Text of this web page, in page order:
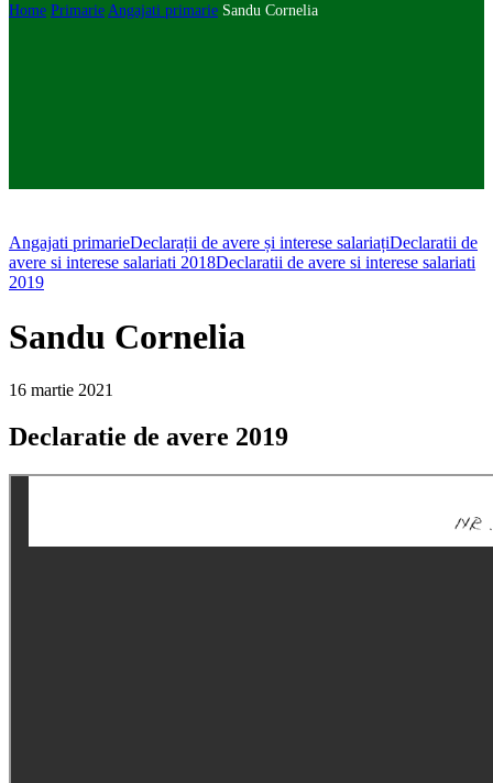
Home Primarie Angajati primarie Sandu Cornelia
Angajati primarieDeclarații de avere și interese salariațiDeclaratii de
avere si interese salariati 2018Declaratii de avere si interese salariati
2019
Sandu Cornelia
16 martie 2021
Declaratie de avere 2019